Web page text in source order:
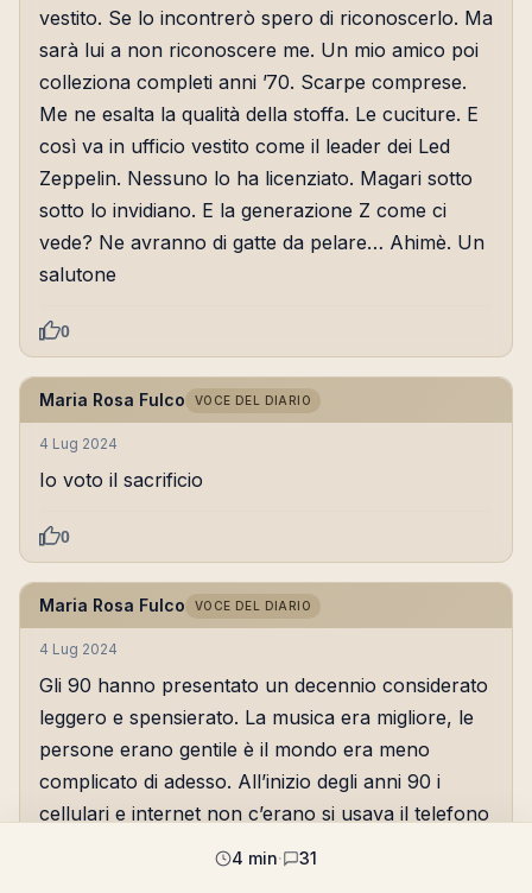
vestito. Se lo incontrerò spero di riconoscerlo. Ma
sarà lui a non riconoscere me. Un mio amico poi
colleziona completi anni ’70. Scarpe comprese.
Me ne esalta la qualità della stoffa. Le cuciture. E
così va in ufficio vestito come il leader dei Led
Zeppelin. Nessuno lo ha licenziato. Magari sotto
sotto lo invidiano. E la generazione Z come ci
vede? Ne avranno di gatte da pelare… Ahimè. Un
salutone
0
Maria Rosa Fulco VOCE DEL DIARIO
4 Lug 2024
Io voto il sacrificio
0
Maria Rosa Fulco VOCE DEL DIARIO
4 Lug 2024
Gli 90 hanno presentato un decennio considerato
leggero e spensierato. La musica era migliore, le
persone erano gentile è il mondo era meno
complicato di adesso. All’inizio degli anni 90 i
cellulari e internet non c’erano si usava il telefono
di casa per sentire gli amici. Si dava
4 min· 31